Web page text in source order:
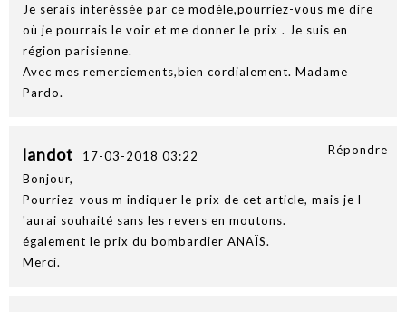
Je serais interéssée par ce modèle,pourriez-vous me dire
où je pourrais le voir et me donner le prix . Je suis en
région parisienne.
Avec mes remerciements,bien cordialement. Madame
Pardo.
landot 17-03-2018 03:22
Répondre
Bonjour,
Pourriez-vous m indiquer le prix de cet article, mais je l
'aurai souhaité sans les revers en moutons.
également le prix du bombardier ANAÏS.
Merci.